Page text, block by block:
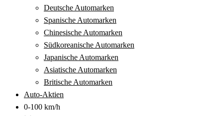
Deutsche Automarken
Spanische Automarken
Chinesische Automarken
Südkoreanische Automarken
Japanische Automarken
Asiatische Automarken
Britische Automarken
Auto-Aktien
0-100 km/h